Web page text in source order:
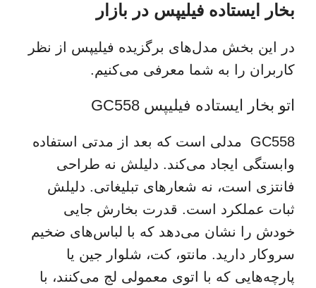
بخار ایستاده فیلیپس در بازار
در این بخش مدل‌های برگزیده فیلیپس از نظر
کاربران را به شما معرفی می‌کنیم.
اتو بخار ایستاده فیلیپس GC558
GC558 مدلی است که بعد از مدتی استفاده
وابستگی ایجاد می‌کند. دلیلش نه طراحی
فانتزی است، نه شعارهای تبلیغاتی. دلیلش
ثبات عملکرد است. قدرت بخارش جایی
خودش را نشان می‌دهد که با لباس‌های ضخیم
سروکار دارید. مانتو، کت، شلوار جین یا
پارچه‌هایی که با اتوی معمولی لج می‌کنند، با